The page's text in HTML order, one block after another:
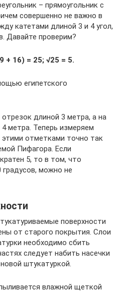
– прямоугольник с
совершенно не важно в
катетами длиной 3 и 4 угол,
Давайте проверим?
+ 16) = 25; √25 = 5.
египетского
длиной 3 метра, а на
метра. Теперь измеряем
отметками точно так
Пифагора. Если
5, то в том, что
градусов, можно не
поверхности
от старого покрытия. Слои
необходимо сбить
следует набить насечки
штукатуркой.
влажной щеткой